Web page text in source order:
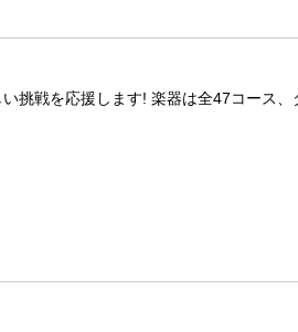
挑戦を応援します! 楽器は全47コース